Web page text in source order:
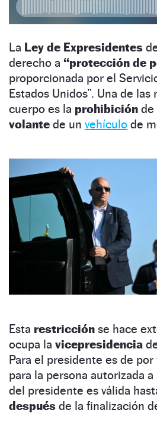
La Ley de Expresidentes
derecho a “protección de
proporcionada por el
Estados Unidos”. Una de
cuerpo es la prohibición de
volante de un vehículo de
Esta restricción se hace
ocupa la vicepresidencia
Para el presidente es de
para la persona autorizada
del presidente es válida
después de la finalización